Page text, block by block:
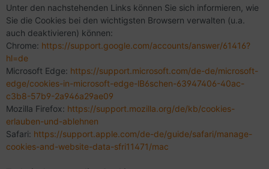
Unter den nachstehenden Links können Sie sich informieren, wie
Sie die Cookies bei den wichtigsten Browsern verwalten (u.a.
auch deaktivieren) können:
Chrome: https://support.google.com/accounts/answer/61416?
hl=de
Microsoft Edge: https://support.microsoft.com/de-de/microsoft-
edge/cookies-in-microsoft-edge-lB6schen-63947406-40ac-
c3b8-57b9-2a946a29ae09
Mozilla Firefox: https://support.mozilla.org/de/kb/cookies-
erlauben-und-ablehnen
Safari: https://support.apple.com/de-de/guide/safari/manage-
cookies-and-website-data-sfri11471/mac